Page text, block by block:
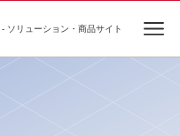
- ソリューション・商品サイト